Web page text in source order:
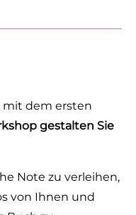
mit dem ersten
gestalten Sie
Note zu verleihen,
von Ihnen und